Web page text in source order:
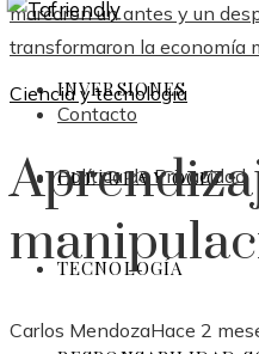
marcaron un antes y un
transformaron la economía
Contacto
Política de Privacidad
INVERSIONES
CULTURA Y OCIO
TECNOLOGÍA
Ciencia y tecnología
Carlos MendozaHace 2